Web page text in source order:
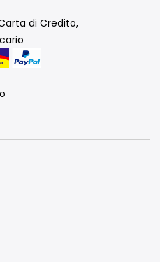
di Credito,